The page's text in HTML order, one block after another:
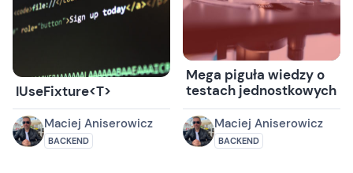
IUseFixture<T>
Maciej Aniserowicz
BACKEND
Mega piguła wiedzy o
testach jednostkowych
Maciej Aniserowicz
BACKEND